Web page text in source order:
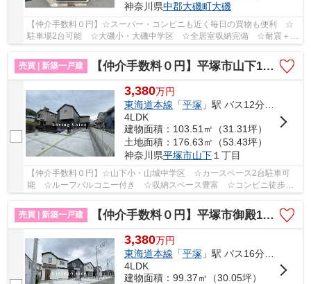
神奈川県中郡大磯町大磯
【仲介手数料０円】☆スーパー・コンビニも近く毎日の買物も便利 ☆
駐車場2台可能 ☆大磯小・大磯中学区 ☆全居室収納完備 ☆耐震＋制
売買 | 新築一戸建
【仲介手数料０円】平塚市山下1丁目第1期 新築一戸建て 全2棟
3,380万円
東海道本線 「平塚 」駅 バス12分 「山下」 停歩8分
4LDK
建物面積：103.51㎡（31.31坪）
土地面積：176.63㎡（53.43坪）
神奈川県平塚市山下１丁目
【仲介手数料０円】☆山下小・山城中学区 ☆カースペース2台駐車可
能 ☆ルーフバルコニー付き ☆収納スペース豊富 ☆コンビニ徒歩圏
売買 | 新築一戸建
【仲介手数料０円】平塚市御殿15期 新築一戸建て 全5棟
3,380万円
東海道本線 「平塚 」駅 バス16分 「大縄橋」 停歩5分
4LDK
建物面積：99.37㎡（30.05坪）